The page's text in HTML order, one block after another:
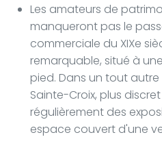
Les amateurs de
manqueront pas le
commerciale du XIXe
remarquable, situé à
pied. Dans un tout
Sainte-Croix, plus
régulièrement des
espace couvert d'une